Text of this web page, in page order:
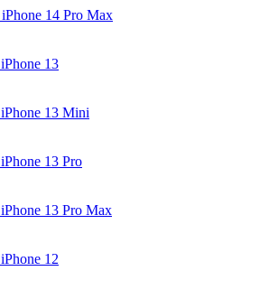
iPhone 14 Pro Max
iPhone 13
iPhone 13 Mini
iPhone 13 Pro
iPhone 13 Pro Max
iPhone 12